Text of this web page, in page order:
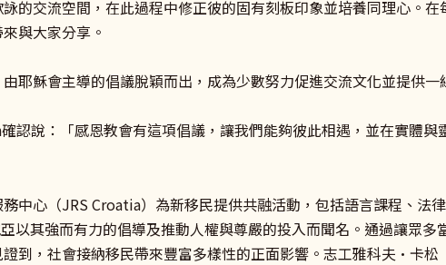
的交流空間，在此過程中修正彼的固有刻板印象並培養同理心。
與大家分享。
耶穌會主導的倡議脫穎而出，成為少數努力促進交流文化並提供一
認說：「感恩教會有這項倡議，讓我們能夠彼此相遇，並在實體
中心（JRS Croatia）為新移民提供共融活動，包括語言課程、法
以其強而有力的倡導及推動人權與尊嚴的投入而聞名。通過讓眾
到，社會接納移民帶來豐富多樣性的正面影響。志工雅科夫·卡